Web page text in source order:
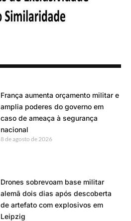
França aumenta orçamento militar e
amplia poderes do governo em
caso de ameaça à segurança
nacional
8 de agosto de 2026
Drones sobrevoam base militar
alemã dois dias após descoberta
de artefato com explosivos em
Leipzig